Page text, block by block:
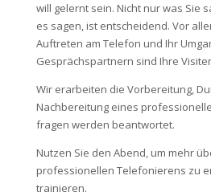
will gelernt sein. Nicht nur was Sie
es sagen, ist entscheidend. Vor
Auftreten am Telefon und Ihr
Gesprächspartnern sind Ihre
Wir erarbeiten die Vorbereitung,
Nachbereitung eines
fragen werden beantwortet.
Nutzen Sie den Abend, um mehr
professionellen Telefonierens zu
trainieren.